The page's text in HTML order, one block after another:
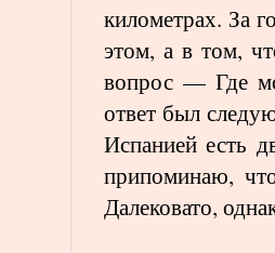
километрах. За
этом, а в том,
вопрос — Где
ответ был
Испанией есть
припоминаю,
Далековато,